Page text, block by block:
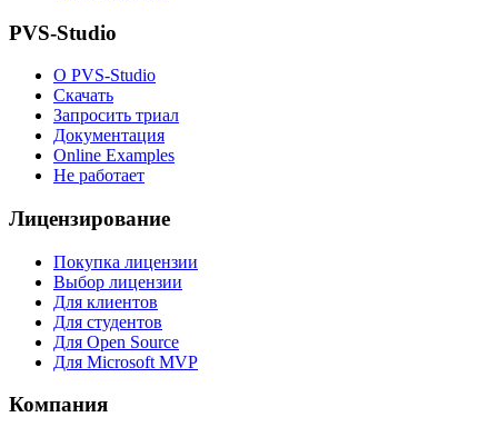
PVS-Studio
О PVS-Studio
Скачать
Запросить триал
Документация
Online Examples
Не работает
Лицензирование
Покупка лицензии
Выбор лицензии
Для клиентов
Для студентов
Для Open Source
Для Microsoft MVP
Компания